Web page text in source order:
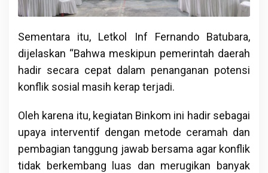
Sementara itu, Letkol Inf Fernando Batubara,
dijelaskan “Bahwa meskipun pemerintah daerah
hadir secara cepat dalam penanganan potensi
konflik sosial masih kerap terjadi.
Oleh karena itu, kegiatan Binkom ini hadir sebagai
upaya interventif dengan metode ceramah dan
pembagian tanggung jawab bersama agar konflik
tidak berkembang luas dan merugikan banyak